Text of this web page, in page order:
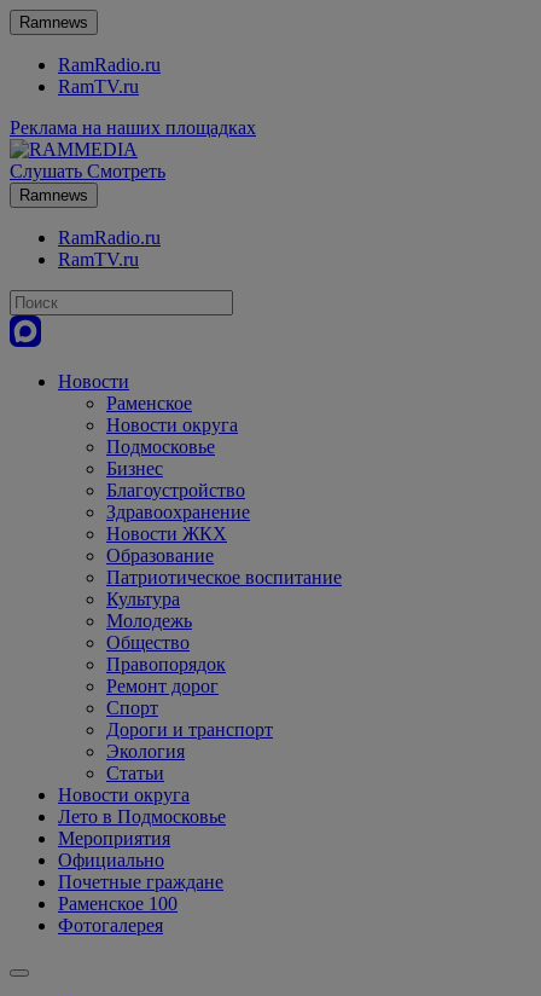
Ramnews
RamRadio.ru
RamTV.ru
Реклама на наших площадках
Слушать Смотреть
Ramnews
RamRadio.ru
RamTV.ru
Новости
Раменское
Новости округа
Подмосковье
Бизнес
Благоустройство
Здравоохранение
Новости ЖКХ
Образование
Патриотическое воспитание
Культура
Молодежь
Общество
Правопорядок
Ремонт дорог
Спорт
Дороги и транспорт
Экология
Статьи
Новости округа
Лето в Подмосковье
Мероприятия
Официально
Почетные граждане
Раменское 100
Фотогалерея